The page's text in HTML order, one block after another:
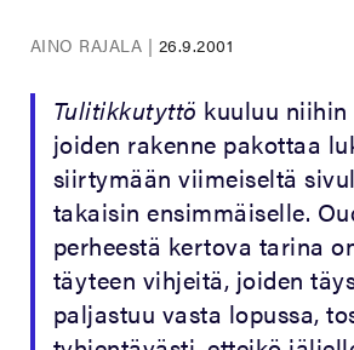
AINO RAJALA | 26.9.2001
Tulitikkutyttö kuuluu
joiden rakenne pakottaa
siirtymään viimeiseltä
takaisin ensimmäiselle.
perheestä kertova tarina
täyteen vihjeitä, joiden
paljastuu vasta lopussa,